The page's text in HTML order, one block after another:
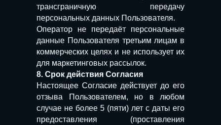
трансграничную передачу
персональных данных Пользователя.
Оператор не передаёт персональные
данные Пользователя третьим лицам в
коммерческих целях и не использует их
для маркетинговых рассылок.
8. Срок действия Согласия
Настоящее Согласие действует до его
отзыва Пользователем, но в любом
случае не более 5 (пяти) лет с даты его
предоставления (проставления